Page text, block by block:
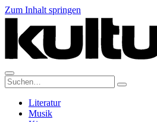
Zum Inhalt springen
Suche:
Literatur
Musik